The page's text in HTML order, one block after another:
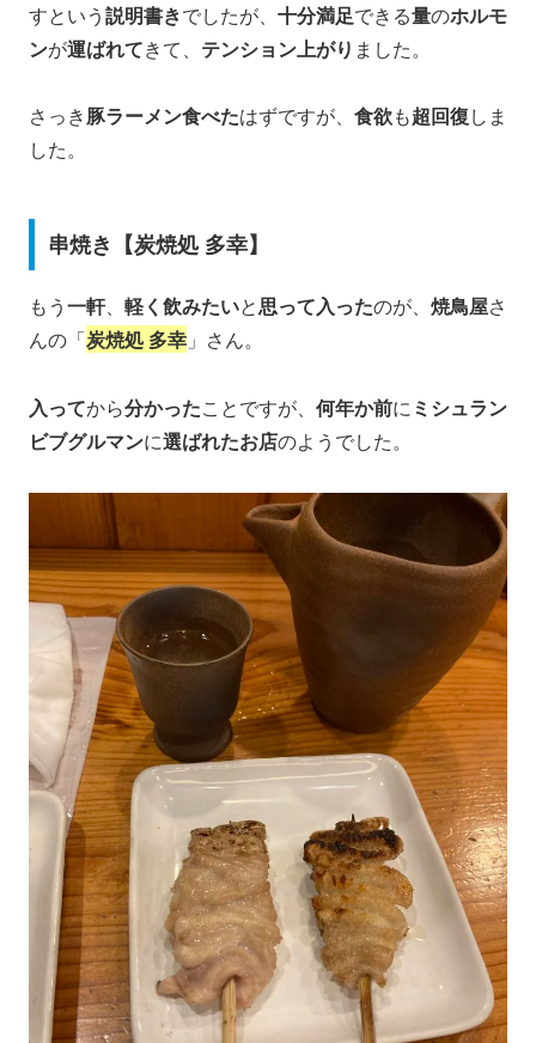
すという説明書きでしたが、 十分満足できる量のホルモ
ンが運ばれてきて、 テンション上がり ました。
さっき豚ラーメン食べたはずですが、 食欲も超回復しま
した。
串焼き【炭焼処 多幸】
もう一軒、 軽く飲みたいと思って入ったのが、 焼鳥屋さ
んの「炭焼処 多幸 」さん。
入ってから分かったことですが、 何年か前にミシュラン
ビブグルマンに選ばれたお店のようでした。